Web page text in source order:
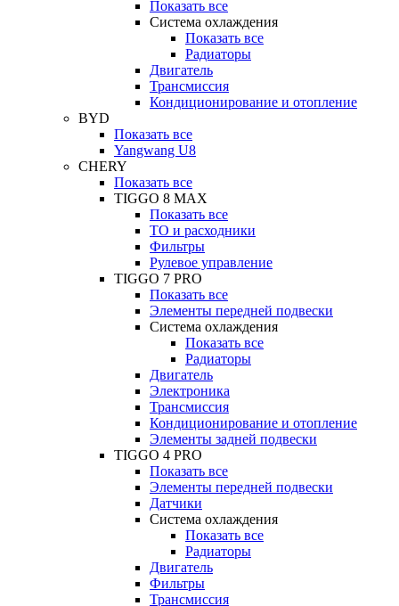
Показать все
Система охлаждения
Показать все
Радиаторы
Двигатель
Трансмиссия
Кондиционирование и отопление
BYD
Показать все
Yangwang U8
CHERY
Показать все
TIGGO 8 MAX
Показать все
ТО и расходники
Фильтры
Рулевое управление
TIGGO 7 PRO
Показать все
Элементы передней подвески
Система охлаждения
Показать все
Радиаторы
Двигатель
Электроника
Трансмиссия
Кондиционирование и отопление
Элементы задней подвески
TIGGO 4 PRO
Показать все
Элементы передней подвески
Датчики
Система охлаждения
Показать все
Радиаторы
Двигатель
Фильтры
Трансмиссия